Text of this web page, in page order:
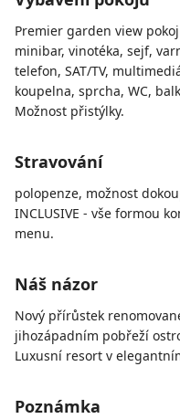
Premier garden view
minibar, vinotéka, sejf,
telefon, SAT/TV,
koupelna, sprcha, WC,
Možnost přistýlky.
Stravování
polopenze, možnost
INCLUSIVE - vše formou
menu.
Náš názor
Nový přírůstek
jihozápadním pobřeží
Luxusní resort v
Poznámka